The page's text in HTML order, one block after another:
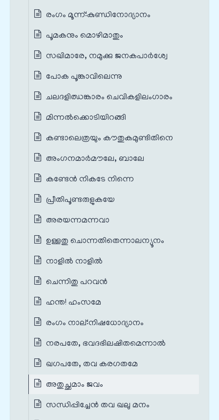
രംഗം മൂന്ന്‌:കുണ്ഡിനോദ്യാനം
പൂമകനും മൊഴിമാതും
സഖിമാരേ, നമുക്കു ജനകപാർശ്വേ
പോക പൂങ്കാവിലെന്നു
ചലദളിഝങ്കാരം ചെവികളിലംഗാരം
മിന്നൽക്കൊടിയിറങ്ങി
കണ്ടാലെത്രയും കൗതുകമുണ്ടിതിനെ
അംഗനമാർമൗലേ, ബാലേ
കണ്ടേൻ നികടേ നിന്നെ
പ്രീതിപൂണ്ടരുളുകയേ
അരയന്നമന്നവാ
ഉള്ളതു ചൊന്നതിതെന്നാലന്യൂനം
നാളിൽ നാളിൽ
ചെന്നിതു പറവൻ
ഹന്ത! ഹംസമേ
രംഗം നാല്‌:നിഷധോദ്യാനം
നരപതേ, ഭവദഭിലഷിതമെന്നാൽ
ഖഗപതേ, തവ കരഗതമേ
അതുച്ഛമാം ജവം
സന്ധിപ്പിച്ചേൻ തവ ഖലു മനം